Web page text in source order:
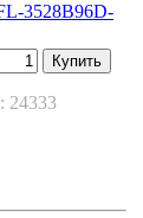
3528B96D-
Купить
24333